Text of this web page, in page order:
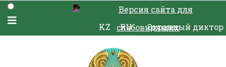
Версия сайта для
слабовидящих
KZ RU Экранный диктор